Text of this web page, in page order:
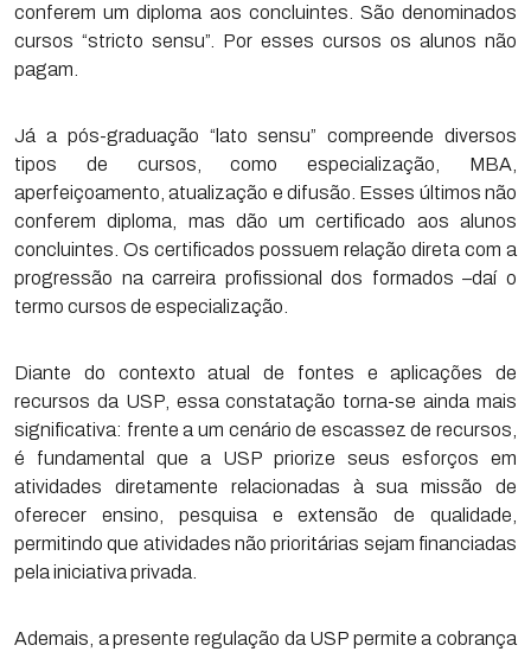
conferem um diploma aos concluintes. São denominados
cursos “stricto sensu”. Por esses cursos os alunos não
pagam.
Já a pós-graduação “lato sensu” compreende diversos
tipos de cursos, como especialização, MBA,
aperfeiçoamento, atualização e difusão. Esses últimos não
conferem diploma, mas dão um certificado aos alunos
concluintes. Os certificados possuem relação direta com a
progressão na carreira profissional dos formados –daí o
termo cursos de especialização.
Diante do contexto atual de fontes e aplicações de
recursos da USP, essa constatação torna-se ainda mais
significativa: frente a um cenário de escassez de recursos,
é fundamental que a USP priorize seus esforços em
atividades diretamente relacionadas à sua missão de
oferecer ensino, pesquisa e extensão de qualidade,
permitindo que atividades não prioritárias sejam financiadas
pela iniciativa privada.
Ademais, a presente regulação da USP permite a cobrança